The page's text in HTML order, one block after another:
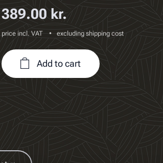
389.00 kr.
price incl. VAT excluding shipping cost
Add to cart